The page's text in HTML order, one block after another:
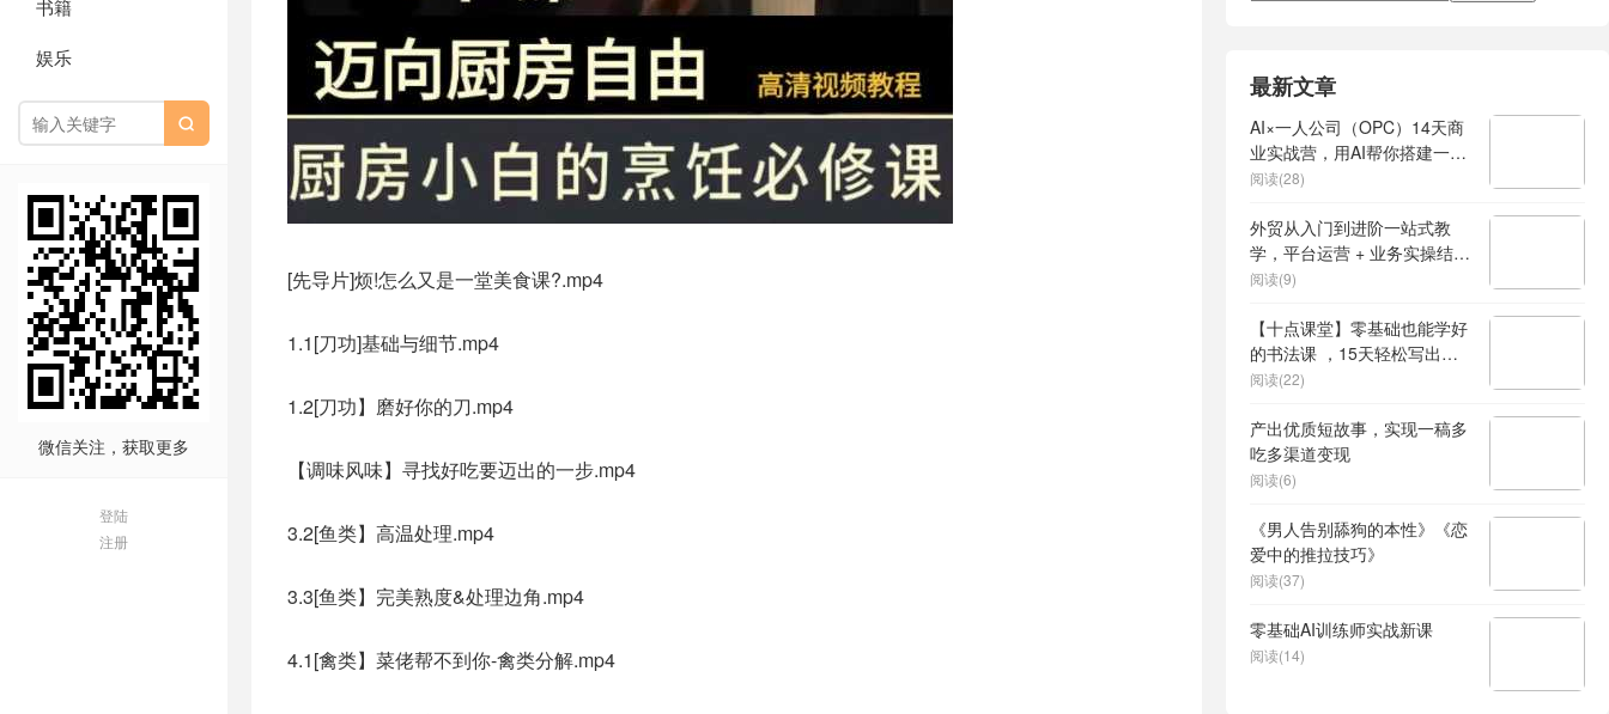
书籍
娱乐

微信关注，获取更多
登陆
注册
[先导片]烦!怎么又是一堂美食课?.mp4
1.1[刀功]基础与细节.mp4
1.2[刀功】磨好你的刀.mp4
【调味风味】寻找好吃要迈出的一步.mp4
3.2[鱼类】高温处理.mp4
3.3[鱼类】完美熟度&处理边角.mp4
4.1[禽类】菜佬帮不到你-禽类分解.mp4
最新文章
AI×一人公司（OPC）14天商
业实战营，用AI帮你搭建一个
属于你自己的、能独立賺钱的
阅读(28)
外贸从入门到进阶一站式教
学，平台运营 + 业务实操结
合，实现业绩稳步增长
阅读(9)
【十点课堂】零基础也能学好
的书法课 ，15天轻松写出漂
亮人生
阅读(22)
产出优质短故事，实现一稿多
吃多渠道变现
阅读(6)
《男人告别舔狗的本性》《恋
爱中的推拉技巧》
阅读(37)
零基础AI训练师实战新课
阅读(14)